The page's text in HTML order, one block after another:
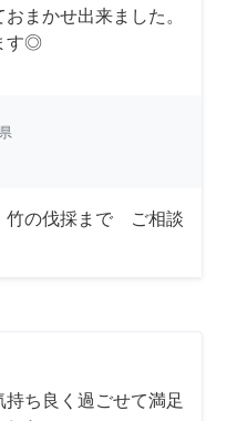
まかせ出来ました。
す◎
の伐採まで ご相談
ち良く過ごせて満足